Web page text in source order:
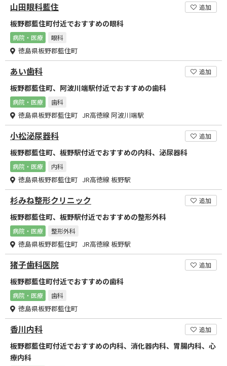
山田眼科藍住 追加
板野郡藍住町付近でおすすめの眼科
病院・医療 眼科
徳島県板野郡藍住町
あい歯科 追加
板野郡藍住町、阿波川端駅付近でおすすめの歯科
病院・医療 歯科
徳島県板野郡藍住町 JR高徳線 阿波川端駅
小松泌尿器科 追加
板野郡藍住町、板野駅付近でおすすめの内科、泌尿器科
病院・医療 内科
徳島県板野郡藍住町 JR高徳線 板野駅
杉みね整形クリニック 追加
板野郡藍住町、板野駅付近でおすすめの整形外科
病院・医療 整形外科
徳島県板野郡藍住町 JR高徳線 板野駅
猪子歯科医院 追加
板野郡藍住町付近でおすすめの歯科
病院・医療 歯科
徳島県板野郡藍住町
香川内科 追加
板野郡藍住町付近でおすすめの内科、消化器内科、胃腸内科、心
療内科